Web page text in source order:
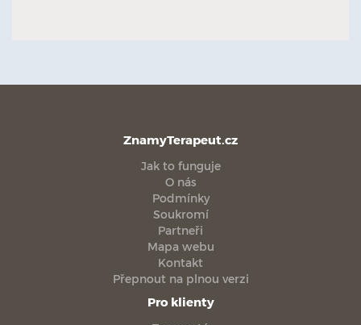
ZnamyTerapeut.cz
Jak to funguje
O nás
Podmínky
Soukromí
Partneři
Mapa webu
Kontakt
Přepnout na plnou verzi
Pro klienty